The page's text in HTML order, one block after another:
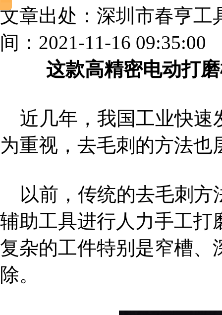
文章出处：深圳市春亨工
间：2021-11-16 09:35:00
这款高精密电动打
近几年，我国工业快速
为重视，去毛刺的方法也
以前，传统的去毛刺方
辅助工具进行人力手工打
复杂的工件特别是窄槽、
除。